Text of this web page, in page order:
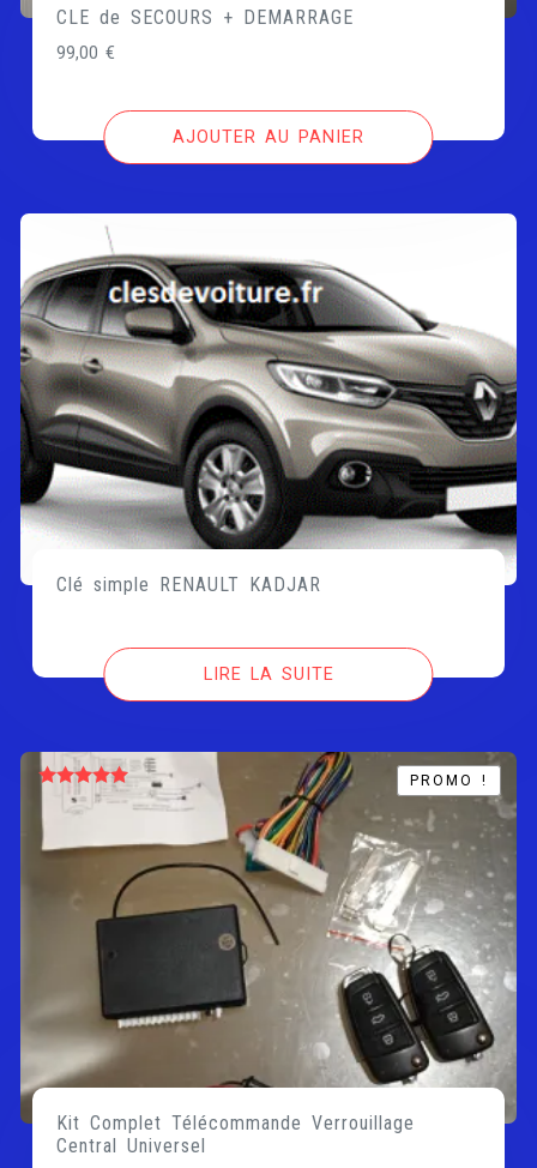
CLE de SECOURS + DEMARRAGE
99,00€
AJOUTER AU PANIER
Clé simple RENAULT KADJAR
LIRE LA SUITE
Note 5.00
PROMO !
PROMO !
Kit Complet Télécommande Verrouillage
Central Universel